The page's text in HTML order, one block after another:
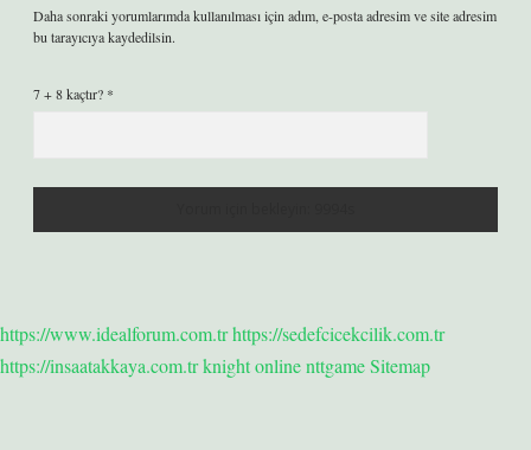
Daha sonraki yorumlarımda kullanılması için adım, e-posta adresim ve site adresim
bu tarayıcıya kaydedilsin.
7 + 8 kaçtır? *
https://www.idealforum.com.trhttps://sedefcicekcilik.com.tr
https://insaatakkaya.com.trknight onlinenttgameSitemap